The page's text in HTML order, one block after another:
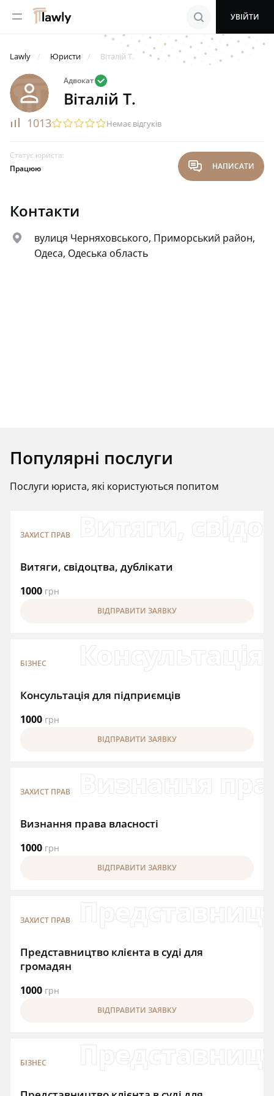
menu search УВІЙТИ
Lawly Юристи Віталій Т.
Адвокатvalid
Віталій Т.
rating 1013startransparentstartransparentstartransparentstartransparentstartransparentНемає відгуків
Статус юриста:
Працюю
chat НАПИСАТИ
Контакти
map
вулиця Черняховського, Приморський район,
Одеса, Одеська область
Популярні послуги
Послуги юриста, які користуються попитом
ЗАХИСТ ПРАВ
Витяги, свідоцтва, дублікати
1000 грн
ВІДПРАВИТИ ЗАЯВКУ
БІЗНЕС
Консультація для підприємців
1000 грн
ВІДПРАВИТИ ЗАЯВКУ
ЗАХИСТ ПРАВ
Визнання права власності
1000 грн
ВІДПРАВИТИ ЗАЯВКУ
ЗАХИСТ ПРАВ
Представництво клієнта в суді для
громадян
1000 грн
ВІДПРАВИТИ ЗАЯВКУ
БІЗНЕС